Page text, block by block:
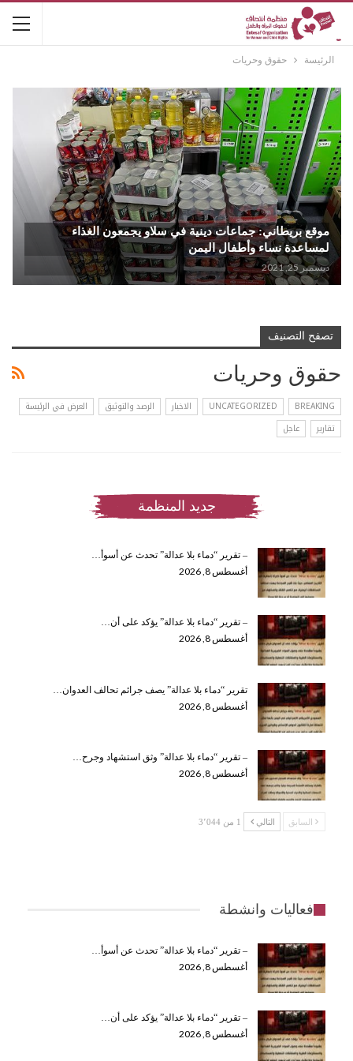
الرئيسة حقوق وحريات
موقع بريطاني: جماعات دينية في سلاو يجمعون الغذاء
لمساعدة نساء وأطفال اليمن
ديسمبر 25, 2021
تصفح التصنيف
حقوق وحريات
BREAKING
UNCATEGORIZED الاخبار الرصد والتوثيق
العرض في الرئيسة
تقارير
عاجل
جديد المنظمة
– تقرير “دماء بلا عدالة” تحدث عن أسوأ…
أغسطس 8, 2026
– تقرير “دماء بلا عدالة” يؤكد على أن…
أغسطس 8, 2026
تقرير “دماء بلا عدالة” يصف جرائم تحالف العدوان…
أغسطس 8, 2026
– تقرير “دماء بلا عدالة” وثق استشهاد وجرح…
أغسطس 8, 2026
السابق التالي 1 من 3٬044
فعاليات وانشطة
– تقرير “دماء بلا عدالة” تحدث عن أسوأ…
أغسطس 8, 2026
– تقرير “دماء بلا عدالة” يؤكد على أن…
أغسطس 8, 2026